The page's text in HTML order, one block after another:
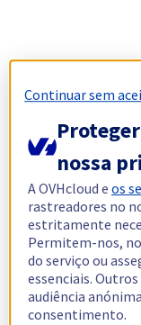
Continuar sem
nossa
A OVHcloud eos
rastreadores no
estritamente
Permitem-nos,
do serviço ou
essenciais.
audiência
consentimento.